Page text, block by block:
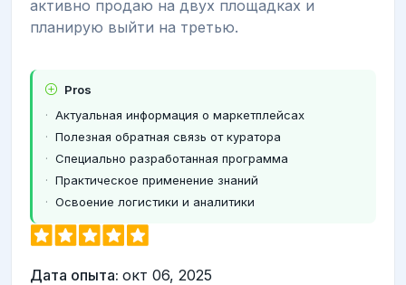
активно продаю на двух площадках и
планирую выйти на третью.
Pros
Актуальная информация о маркетплейсах
Полезная обратная связь от куратора
Специально разработанная программа
Практическое применение знаний
Освоение логистики и аналитики
Дата опыта: окт 06, 2025